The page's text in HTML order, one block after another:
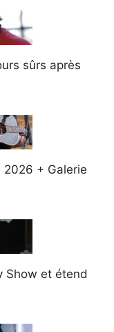
sûrs après
2026 + Galerie
Show et étend